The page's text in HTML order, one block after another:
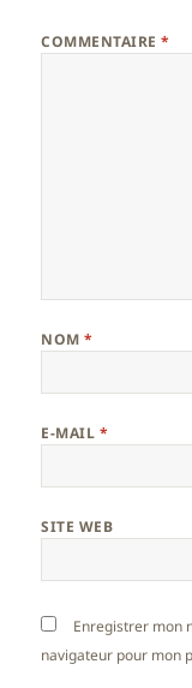
COMMENTAIRE*
NOM*
E-MAIL *
SITE WEB
Enregistrer mon
navigateur pour mon